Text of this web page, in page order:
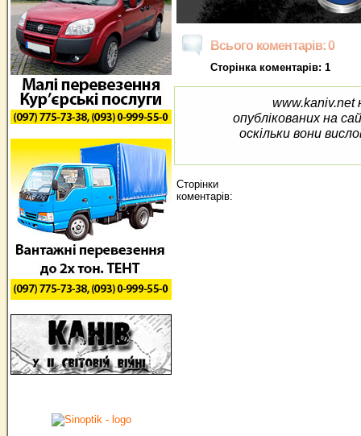
Всього коментарів: 0
Сторінка коментарів: 1
www.kaniv.net
опублікованих на
оскільки вони
Сторінки
коментарів: